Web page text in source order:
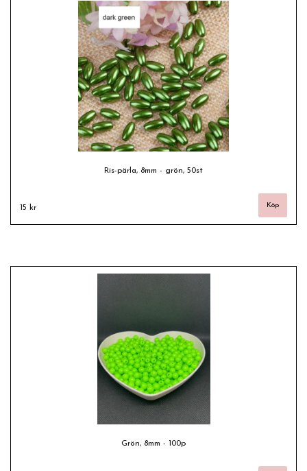
Ris-pärla, 8mm - grön, 50st
15 kr
Grön, 8mm - 100p